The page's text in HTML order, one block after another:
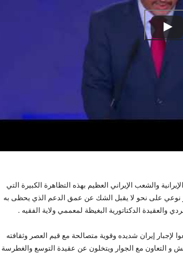
والشعب الإيراني العظيم بهذه التظاهرة الكبيرة التي
على نحو لا يقبل الشك عن عمق الدعم الذي يحظى به
الدكتاتورية البغيظة لمعممي ولاية الفقیه .
لإجبار إيران شديده وقوية متصالحة مع قيم العصر وثقافته
و التعاون مع الجوار ويتخلون عن عقيدة التوسع والغطرسة